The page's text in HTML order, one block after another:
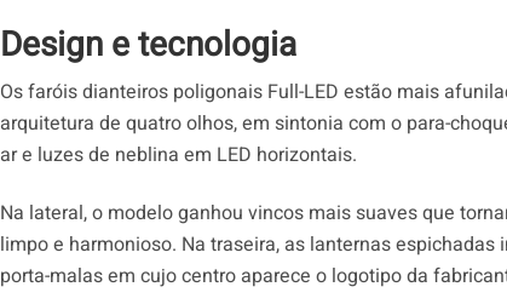
Design e tecnologia
Os faróis dianteiros poligonais Full-LED estão mais
arquitetura de quatro olhos, em sintonia com o para-
ar e luzes de neblina em LED horizontais.
Na lateral, o modelo ganhou vincos mais suaves que
limpo e harmonioso. Na traseira, as lanternas espichadas
porta-malas em cujo centro aparece o logotipo da